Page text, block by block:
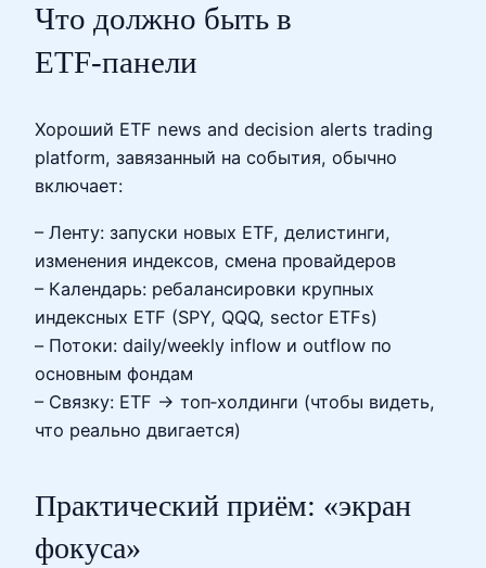
Что должно быть в
ETF‑панели
Хороший ETF news and decision alerts trading
platform, завязанный на события, обычно
включает:
– Ленту: запуски новых ETF, делистинги,
изменения индексов, смена провайдеров
– Календарь: ребалансировки крупных
индексных ETF (SPY, QQQ, sector ETFs)
– Потоки: daily/weekly inflow и outflow по
основным фондам
– Связку: ETF → топ‑холдинги (чтобы видеть,
что реально двигается)
Практический приём: «экран
фокуса»